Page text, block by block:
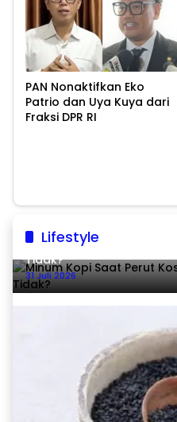
PAN Nonaktifkan Eko
Patrio dan Uya Kuya dari
Fraksi DPR RI
Lifestyle
Minum Kopi Saat Perut
Tidak?
31 Juli 2026